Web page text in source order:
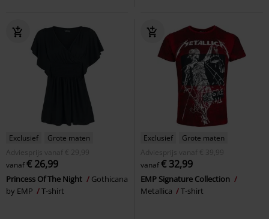
Exclusief
Grote maten
Adviesprijs
vanaf € 29,99
vanaf€ 26,99
Princess Of The Night
Gothicana
by EMP
T-shirt
Exclusief
Grote maten
Adviesprijs
vanaf € 39,99
vanaf€ 32,99
EMP Signature Collection
Metallica
T-shirt